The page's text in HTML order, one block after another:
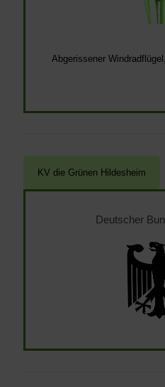
Abgerissener
Deutscher